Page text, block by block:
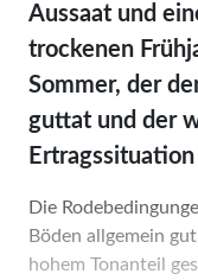
Aussaat und
trockenen
Sommer, der
guttat und der
Die
Böden allgemein
hohem Tonanteil